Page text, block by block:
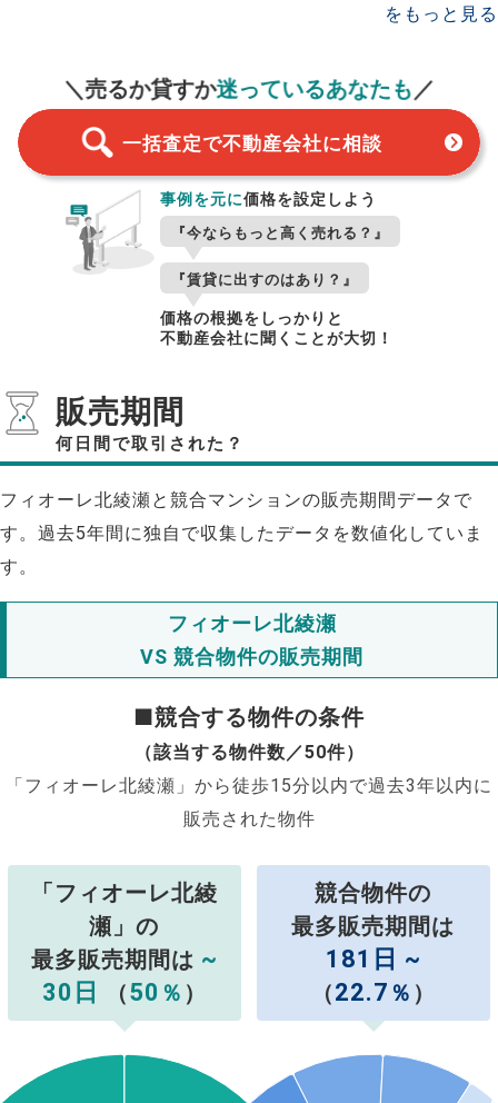
をもっと見る
＼売るか貸すか迷っているあなたも ／
一括査定で不動産会社に相談
事例を元に価格を設定しよう
『今ならもっと高く売れる？』
『賃貸に出すのはあり？』
価格の根拠をしっかりと
不動産会社に聞くことが大切！
販売期間
何日間で取引された？
フィオーレ北綾瀬と競合マンションの販売期間データで
す。過去5年間に独自で収集したデータを数値化していま
す。
フィオーレ北綾瀬
VS 競合物件の販売期間
■競合する物件の条件
（該当する物件数／50件）
「フィオーレ北綾瀬」から徒歩15分以内で過去3年以内に
販売された物件
「フィオーレ北綾
瀬」の
最多販売期間は ~
30日
（50 ％ ）
競合物件の
最多販売期間は
181日 ~
（22.7 ％ ）